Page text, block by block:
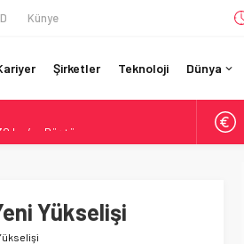
Künye
Şirketler Teknoloji Dünya
Çıkarıyor
Puja
%33 Kapasite Artışı
Yükselişi